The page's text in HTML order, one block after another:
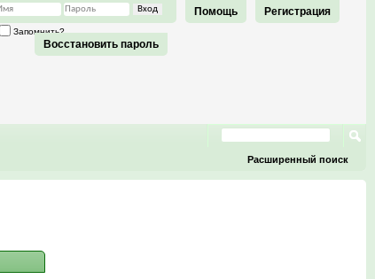
Регистрация
Помощь
Запомнить?
Восстановить пароль
Расширенный поиск